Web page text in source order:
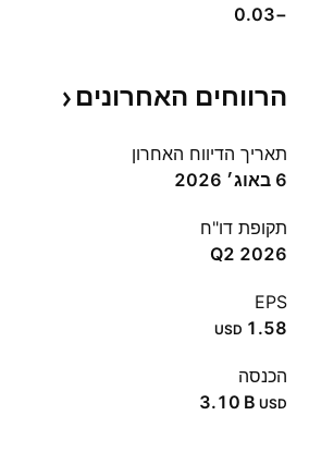
−0.03
הרווחים האחרונים
תאריך הדיווח האחרון
6 באוג׳ 2026
תקופת דו"ח
Q2 2026
EPS
1.58
USD
הכנסה
‪3.10 B‬ USD